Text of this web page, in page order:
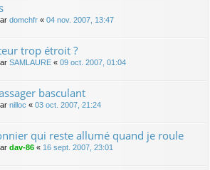
domchfr « 04 nov. 2007, 13:47
trop étroit ?
SAMLAURE « 09 oct. 2007, 01:04
basculant
nilloc « 03 oct. 2007, 21:24
qui reste allumé quand je roule
dav-86 « 16 sept. 2007, 23:01